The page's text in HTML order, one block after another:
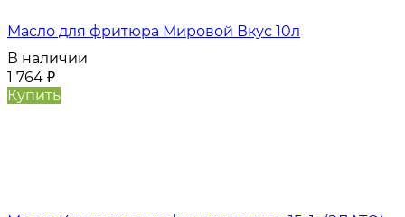
Масло для фритюра Мировой Вкус 10л
В наличии
1 764 ₽
Купить